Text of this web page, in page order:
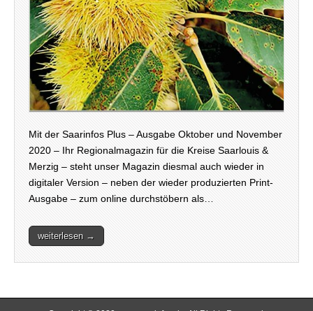
Mit der Saarinfos Plus – Ausgabe Oktober und November
2020 – Ihr Regionalmagazin für die Kreise Saarlouis &
Merzig – steht unser Magazin diesmal auch wieder in
digitaler Version – neben der wieder produzierten Print-
Ausgabe – zum online durchstöbern als…
weiterlesen →